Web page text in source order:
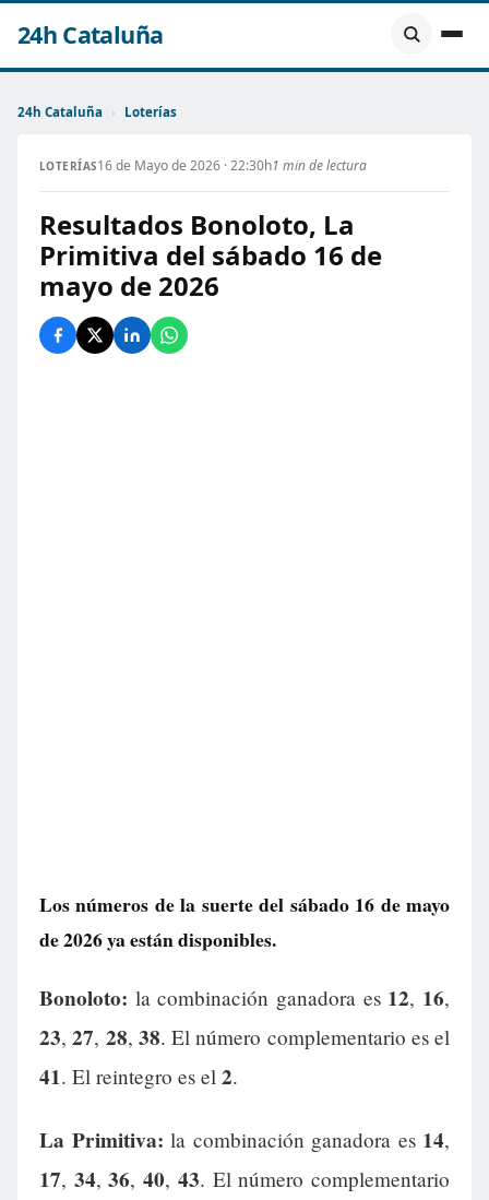
24h Cataluña
24h Cataluña › Loterías
LOTERÍAS16 de Mayo de 2026 · 22:30h1 min de lectura
Resultados Bonoloto, La
Primitiva del sábado 16 de
mayo de 2026
Los números de la suerte del sábado 16 de mayo
de 2026 ya están disponibles.
Bonoloto: la combinación ganadora es 12, 16,
23,27, 28, 38. El número complementario es el
41. El reintegro es el 2.
La Primitiva: la combinación ganadora es 14,
17, 34,36,40, 43. El número complementario